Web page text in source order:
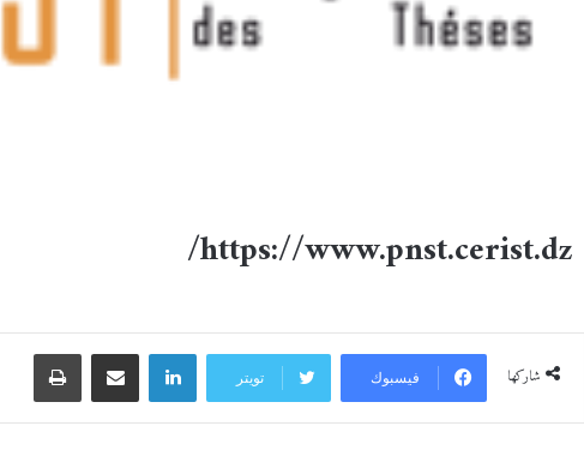
https://www.pnst.cerist.dz/
شاركها فيسبوك تويتر